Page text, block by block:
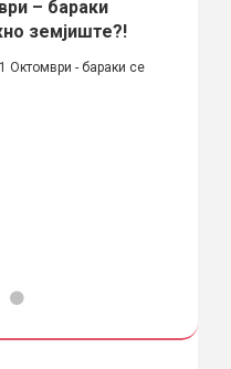
– бараки
земјиште?!
Октомври - бараки се